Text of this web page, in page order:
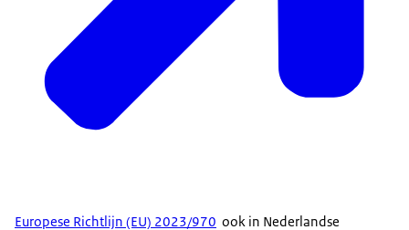
Europese Richtlijn (EU) 2023/970 ook in Nederlandse